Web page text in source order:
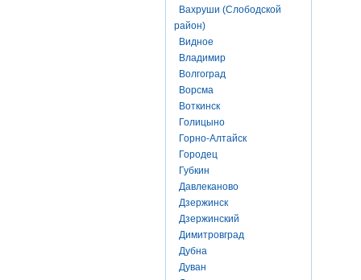
Вахруши (Слободской
район)
Видное
Владимир
Волгоград
Ворсма
Воткинск
Голицыно
Горно-Алтайск
Городец
Губкин
Давлеканово
Дзержинск
Дзержинский
Димитровград
Дубна
Дуван